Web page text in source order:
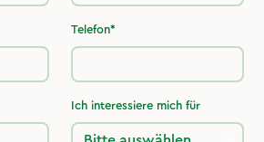
Telefon*
Ich interessiere mich für